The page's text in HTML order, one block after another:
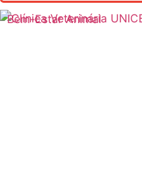
Bem-Estar Animal